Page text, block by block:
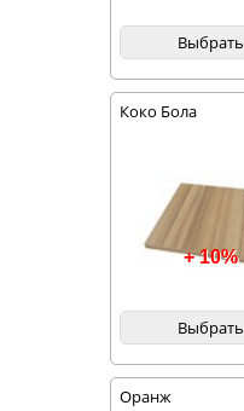
Выбрать
Коко Бола
+ 10%
Выбрать
Оранж